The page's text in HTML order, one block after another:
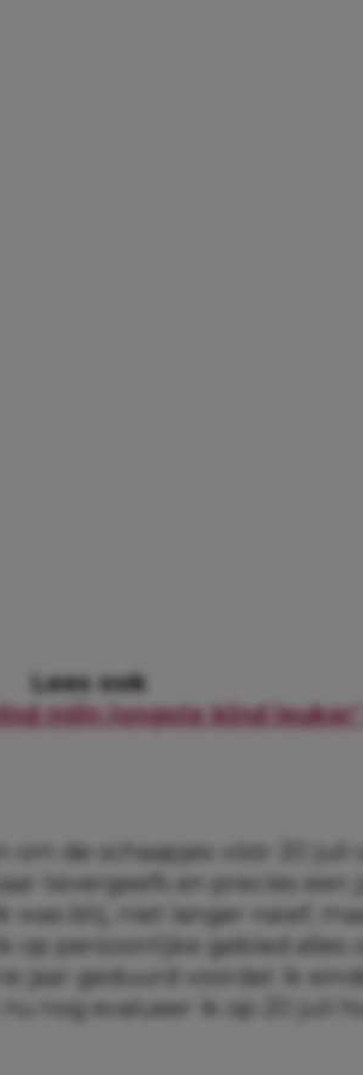
Lees ook
mijn jongste kind leuker’
om de schaapjes vóór 20 juli
tevergeefs en precies een
was blij, niet langer naïef,
op persoonlijke gebied alles
jaar geduurd voordat ik
nog evalueer ik op 20 juli